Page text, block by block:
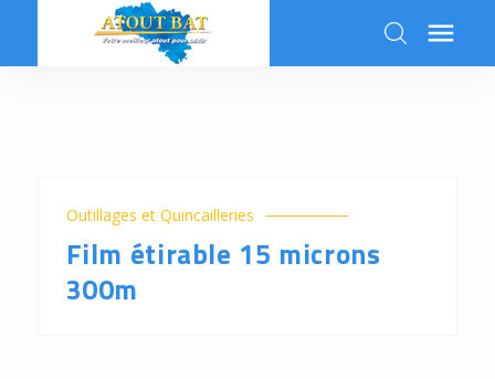
k 
Outillages et Quincailleries
Film étirable 15 microns
300m